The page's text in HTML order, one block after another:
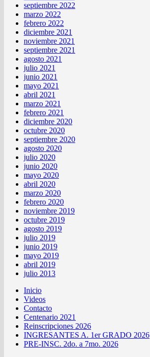
septiembre 2022
marzo 2022
febrero 2022
diciembre 2021
noviembre 2021
septiembre 2021
agosto 2021
julio 2021
junio 2021
mayo 2021
abril 2021
marzo 2021
febrero 2021
diciembre 2020
octubre 2020
septiembre 2020
agosto 2020
julio 2020
junio 2020
mayo 2020
abril 2020
marzo 2020
febrero 2020
noviembre 2019
octubre 2019
agosto 2019
julio 2019
junio 2019
mayo 2019
abril 2019
julio 2013
Inicio
Videos
Contacto
Centenario 2021
Reinscripciones 2026
INGRESANTES A. 1er GRADO 2026
PRE-INSC. 2do. a 7mo. 2026